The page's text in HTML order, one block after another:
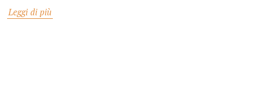
Leggi di più